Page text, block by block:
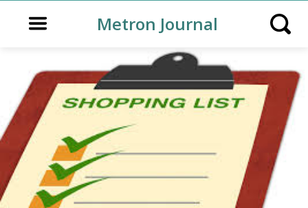
Open main menuMetron Journal Open